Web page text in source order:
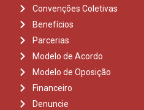
Convenções Coletivas
Benefícios
Parcerias
Modelo de Acordo
Modelo de Oposição
Financeiro
Denuncie